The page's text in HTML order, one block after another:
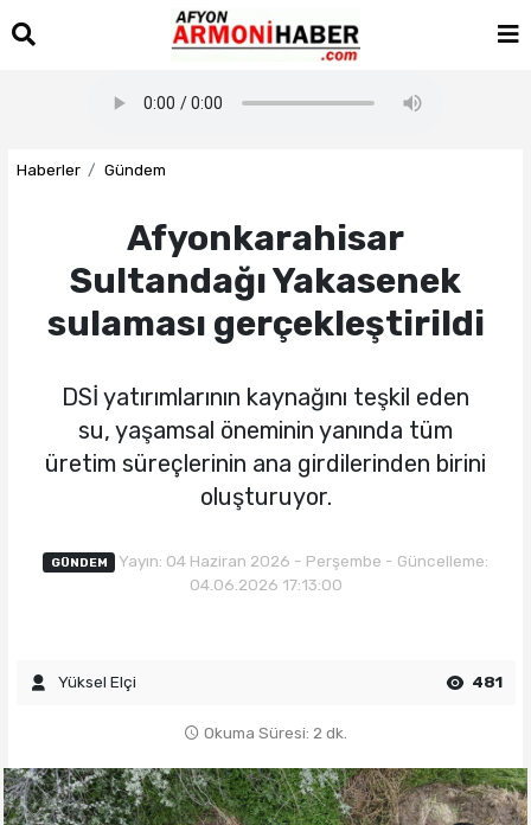
Haberler Gündem
Afyonkarahisar
Sultandağı Yakasenek
sulaması gerçekleştirildi
DSİ yatırımlarının kaynağını teşkil eden
su, yaşamsal öneminin yanında tüm
üretim süreçlerinin ana girdilerinden birini
oluşturuyor.
GÜNDEM
Yayın: 04 Haziran 2026 - Perşembe - Güncelleme:
04.06.2026 17:13:00
Yüksel Elçi 481
Okuma Süresi: 2 dk.